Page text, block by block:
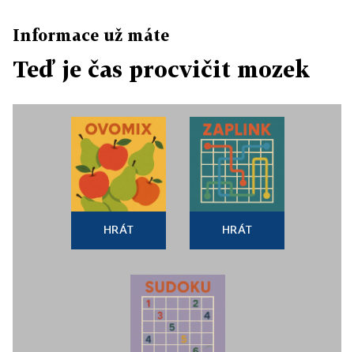
Informace už máte
Teď je čas procvičit mozek
HRÁT HRÁT